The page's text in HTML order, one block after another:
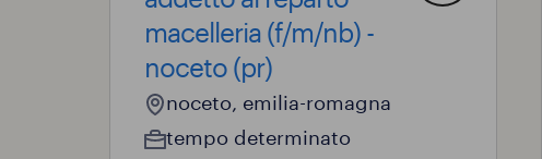
macelleria (f/m/nb) -
noceto (pr)
noceto, emilia-romagna
tempo determinato